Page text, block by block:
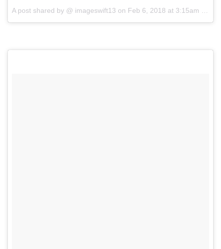
A post shared by @ imageswift13 on Feb 6, 2018 at 3:15am PST